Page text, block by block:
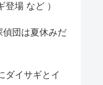
場 など ）
団は夏休みだ
ダイサギとイ